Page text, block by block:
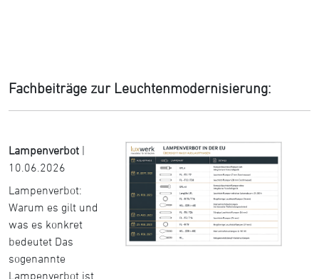
Fachbeiträge zur Leuchtenmodernisierung:
Lampenverbot |
10.06.2026
Lampenverbot:
Warum es gilt und
was es konkret
bedeutet Das
sogenannte
Lampenverbot ist